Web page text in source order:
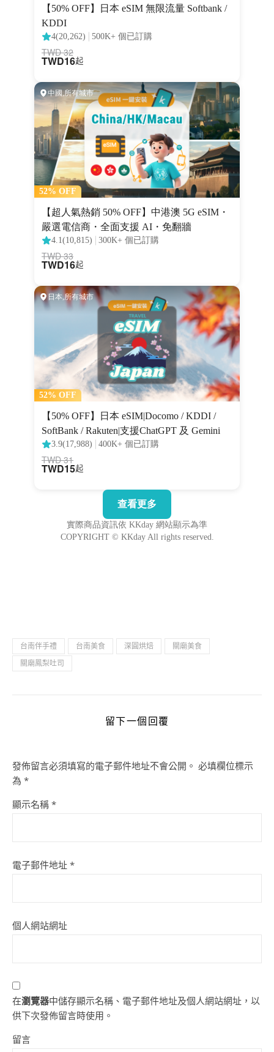
台南伴手禮 台南美食 深圓烘焙
關廟美食
關廟鳳梨吐司
留下一個回覆
發佈留言必須填寫的電子郵件地址不會公開。 必填欄位標示
為 *
顯示名稱 *
電子郵件地址 *
個人網站網址
在瀏覽器中儲存顯示名稱、電子郵件地址及個人網站網址，以
供下次發佈留言時使用。
留言